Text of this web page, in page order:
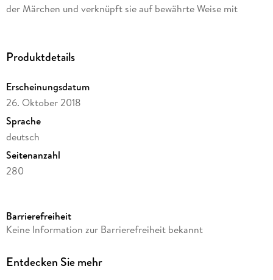
der Märchen und verknüpft sie auf bewährte Weise mit
die Bedeutungshintergründe der Zahlen 1 bis 22 erfahrbar
Begleiter für viele Lebenslagen fungiert.
Produktdetails
Erscheinungsdatum
26. Oktober 2018
Sprache
deutsch
Seitenanzahl
280
Verlag/Hersteller
Produktart
Barrierefreiheit
Keine Information zur Barrierefreiheit bekannt
Entdecken Sie mehr